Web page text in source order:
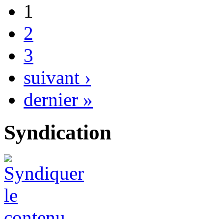
1
2
3
suivant ›
dernier »
Syndication